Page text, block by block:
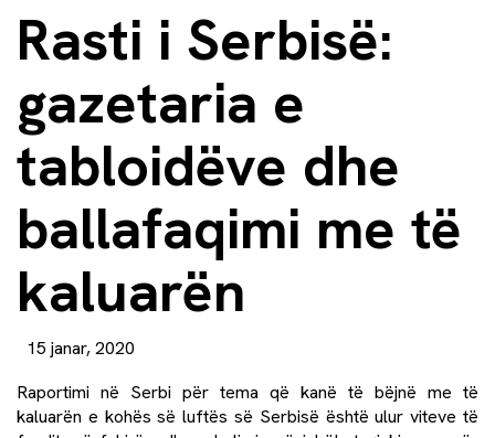
Rasti i Serbisë:
gazetaria e
tabloidëve dhe
ballafaqimi me të
kaluarën
15 janar, 2020
Raportimi në Serbi për tema që kanë të bëjnë me të
kaluarën e kohës së luftës së Serbisë është ulur viteve të